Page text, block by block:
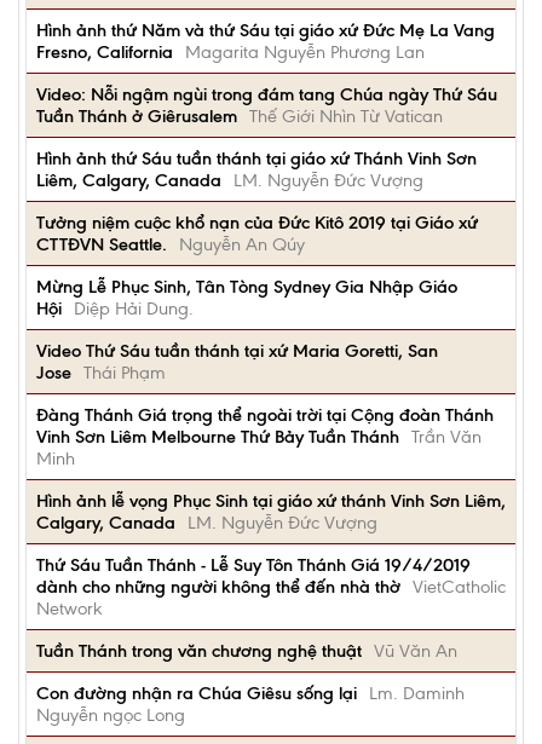
Hình ảnh thứ Năm và thứ Sáu tại giáo xứ Đức Mẹ La Vang
Fresno, California
Magarita Nguyễn Phương Lan
Video: Nỗi ngậm ngùi trong đám tang Chúa ngày Thứ Sáu
Tuần Thánh ở Giêrusalem Thế Giới Nhìn Từ Vatican
Hình ảnh thứ Sáu tuần thánh tại giáo xứ Thánh Vinh Sơn
Liêm, Calgary, Canada
LM. Nguyễn Đức Vượng
Tưởng niệm cuộc khổ nạn của Đức Kitô 2019 tại Giáo xứ
CTTĐVN Seattle.
Nguyễn An Qúy
Mừng Lễ Phục Sinh, Tân Tòng Sydney Gia Nhập Giáo
Hội
Diệp Hải Dung.
Video Thứ Sáu tuần thánh tại xứ Maria Goretti, San
Jose Thái Phạm
Đàng Thánh Giá trọng thể ngoài trời tại Cộng đoàn Thánh
Vinh Sơn Liêm Melbourne Thứ Bảy Tuần Thánh Trần Văn
Minh
Hình ảnh lễ vọng Phục Sinh tại giáo xứ thánh Vinh Sơn Liêm,
Calgary, Canada
LM. Nguyễn Đức Vượng
Thứ Sáu Tuần Thánh - Lễ Suy Tôn Thánh Giá 19/4/2019
dành cho những người không thể đến nhà thờ VietCatholic
Network
Tuần Thánh trong văn chương nghệ thuật Vũ Văn An
Con đường nhận ra Chúa Giêsu sống lại
Lm. Daminh
Nguyễn ngọc Long